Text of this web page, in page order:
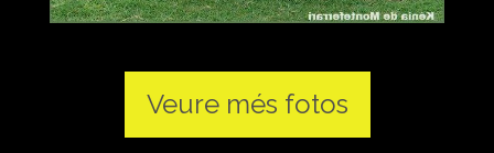
Veure més fotos